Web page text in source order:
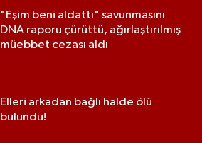
"Eşim beni aldattı" savunmasını
DNA raporu çürüttü, ağırlaştırılmış
müebbet cezası aldı
Elleri arkadan bağlı halde ölü
bulundu!